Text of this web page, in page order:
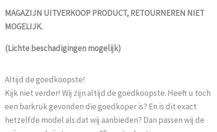
MAGAZIJN UITVERKOOP PRODUCT, RETOURNEREN NIET
MOGELIJK.
(Lichte beschadigingen mogelijk)
Altijd de goedkoopste!
Kijk niet verder! Wij zijn altijd de goedkoopste. Heeft u toch
een barkruk gevonden die goedkoper is? En is dit exact
hetzelfde model als dat wij aanbieden? Dan passen wij de